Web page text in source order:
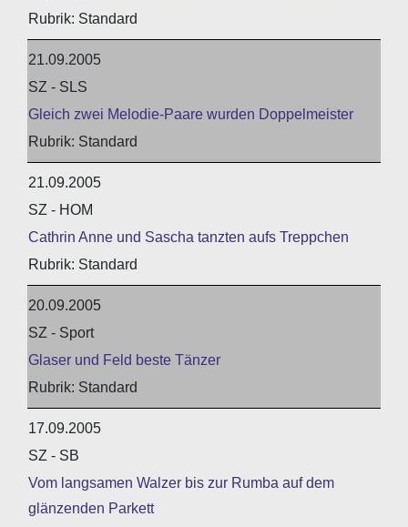
Standard
21.09.2005
SZ - SLS
Gleich zwei Melodie-Paare wurden Doppelmeister
Standard
21.09.2005
SZ - HOM
Cathrin Anne und Sascha tanzten aufs Treppchen
Standard
20.09.2005
SZ - Sport
Glaser und Feld beste Tänzer
Standard
17.09.2005
SZ - SB
Vom langsamen Walzer bis zur Rumba auf dem
glänzenden Parkett